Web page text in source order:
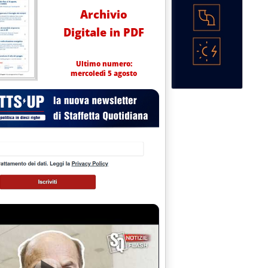
Archivio
Digitale in PDF
Ultimo numero:
mercoledì 5 agosto